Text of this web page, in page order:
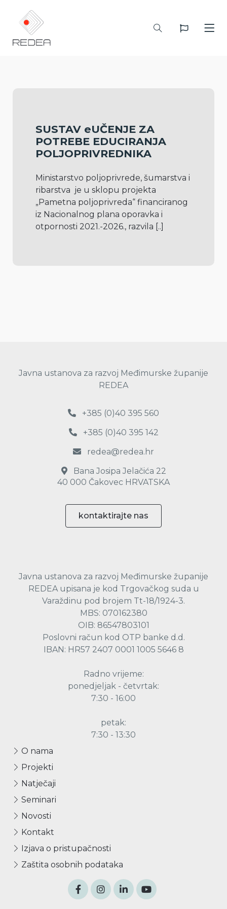
SUSTAV eUČENJE ZA
POTREBE EDUCIRANJA
POLJOPRIVREDNIKA
Ministarstvo poljoprivrede, šumarstva i
ribarstva  je u sklopu projekta
„Pametna poljoprivreda“ financiranog
iz Nacionalnog plana oporavka i
otpornosti 2021.-2026., razvila [..]
Javna ustanova za razvoj Međimurske županije
REDEA
+385 (0)40 395 560
+385 (0)40 395 142
redea@redea.hr
Bana Josipa Jelačića 22
40 000 Čakovec HRVATSKA
kontaktirajte nas
Javna ustanova za razvoj Međimurske županije
REDEA upisana je kod Trgovačkog suda u
Varaždinu pod brojem Tt-18/1924-3.
MBS: 070162380
OIB: 86547803101
Poslovni račun kod OTP banke d.d.
IBAN: HR57 2407 0001 1005 5646 8
Radno vrijeme:
ponedjeljak - četvrtak:
7:30 - 16:00
petak:
7:30 - 13:30
O nama
Projekti
Natječaji
Seminari
Novosti
Kontakt
Izjava o pristupačnosti
Zaštita osobnih podataka